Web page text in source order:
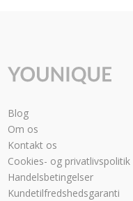
Blog
Om os
Kontakt os
Cookies- og privatlivspolitik
Handelsbetingelser
Kundetilfredshedsgaranti